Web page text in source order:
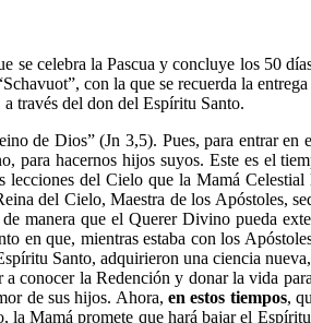
se celebra la Pascua y concluye los 50
con la que se recuerda la
través del don del Espíritu Santo.
de Dios” (Jn 3,5). Pues, para entrar
para hacernos hijos suyos. Este es el
del Cielo que la Mamá
del Cielo, Maestra de los Apóstoles,
manera que el Querer Divino pueda
en que, mientras estaba con los
Santo, adquirieron una ciencia
conocer la Redención y donar la vida
de sus hijos. Ahora,en estos tiempos,
Mamá promete que hará bajar el